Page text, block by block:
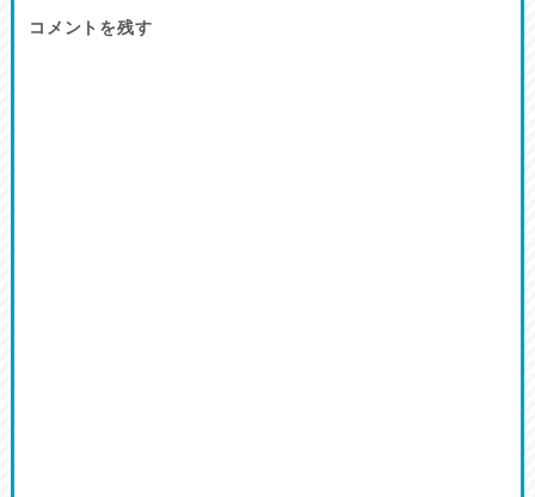
コメントを残す